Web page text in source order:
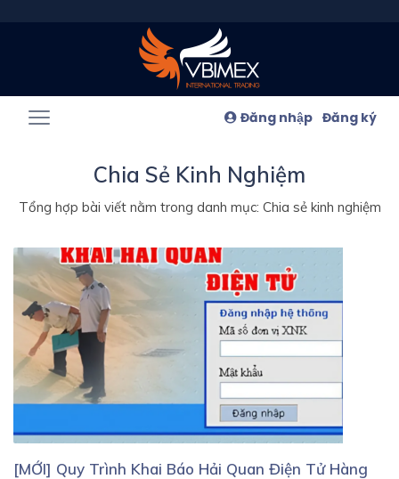
Đăng nhập Đăng ký
Chia Sẻ Kinh Nghiệm
Tổng hợp bài viết nằm trong danh mục: Chia sẻ kinh nghiệm
[MỚI] Quy Trình Khai Báo Hải Quan Điện Tử Hàng